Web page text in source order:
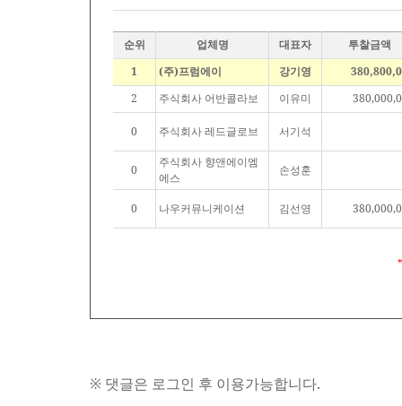
순위 업체명 대표자
투찰금액
1
(주)프럼에이 강기영
2
주식회사 어반콜라보 이유미
0 주식회사 레드글로브 서기석
0
주식회사 향앤에이엠
에스
손성훈
0 나우커뮤니케이션 김선영
※ 댓글은 로그인 후 이용가능합니다.